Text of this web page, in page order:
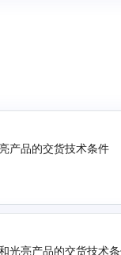
产品的交货技术条件
光亮产品的交货技术